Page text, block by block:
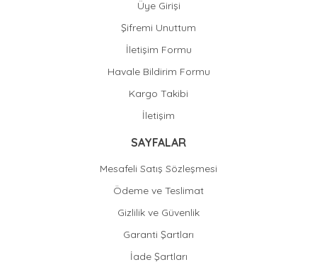
Üye Girişi
Şifremi Unuttum
İletişim Formu
Havale Bildirim Formu
Kargo Takibi
İletişim
SAYFALAR
Mesafeli Satış Sözleşmesi
Ödeme ve Teslimat
Gizlilik ve Güvenlik
Garanti Şartları
İade Şartları